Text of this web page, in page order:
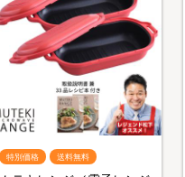
特別価格 送料無料